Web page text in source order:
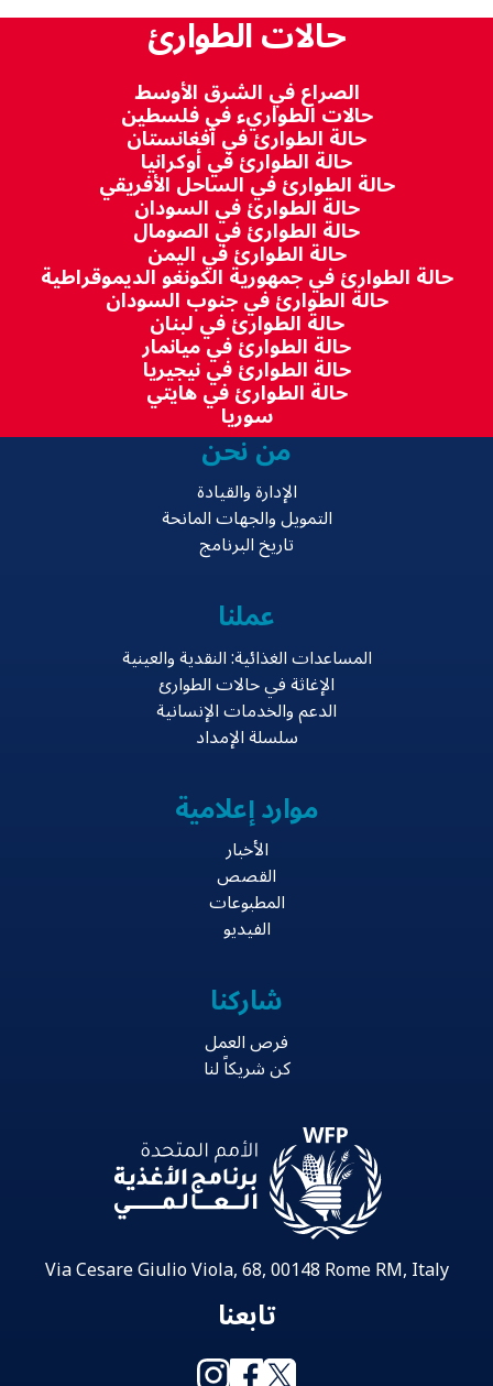
حالات الطوارئ
الصراع في الشرق الأوسط
حالات الطواريء في فلسطين
حالة الطوارئ في أفغانستان
حالة الطوارئ في أوكرانيا
حالة الطوارئ في الساحل الأفريقي
حالة الطوارئ في السودان
حالة الطوارئ في الصومال
حالة الطوارئ في اليمن
حالة الطوارئ في جمهورية الكونغو الديموقراطية
حالة الطوارئ في جنوب السودان
حالة الطوارئ في لبنان
حالة الطوارئ في ميانمار
حالة الطوارئ في نيجيريا
حالة الطوارئ في هايتي
سوريا
من نحن
الإدارة والقيادة
التمويل والجهات المانحة
تاريخ البرنامج
عملنا
المساعدات الغذائية: النقدية والعينية
الإغاثة في حالات الطوارئ
الدعم والخدمات الإنسانية
سلسلة الإمداد
موارد إعلامية
الأخبار
القصص
المطبوعات
الفيديو
شاركنا
فرص العمل
كن شريكاً لنا
Via Cesare Giulio Viola, 68, 00148 Rome RM, Italy
تابعنا